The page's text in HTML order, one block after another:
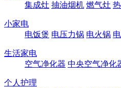
集成灶 抽油烟机 燃气灶
小家电
电饭煲 电压力锅 电火锅
生活家电
空气净化器 中央空气净化
个人护理